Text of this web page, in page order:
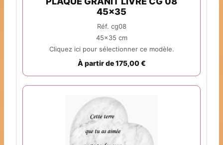
45x35
Réf. cg08
45x35 cm
Cliquez ici pour sélectionner ce modèle.
À partir de 175,00 €